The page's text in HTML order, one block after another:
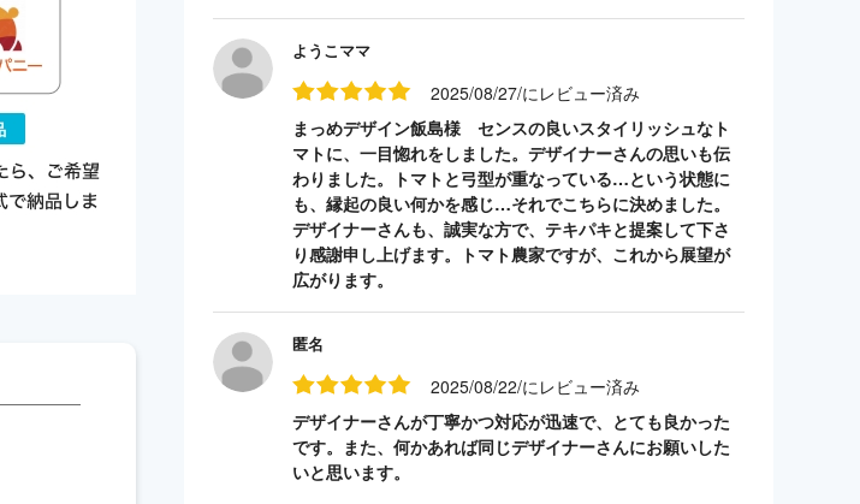
ようこママ
2025/08/27/にレビュー済み
まっめデザイン飯島様 センスの良いスタイリッシュなト
マトに、一目惚れをしました。デザイナーさんの思いも伝
わりました。トマトと弓型が重なっている…という状態に
も、縁起の良い何かを感じ…それでこちらに決めました。
デザイナーさんも、誠実な方で、テキパキと提案して下さ
り感謝申し上げます。トマト農家ですが、これから展望が
広がります。
匿名
2025/08/22/にレビュー済み
デザイナーさんが丁寧かつ対応が迅速で、とても良かった
です。また、何かあれば同じデザイナーさんにお願いした
いと思います。